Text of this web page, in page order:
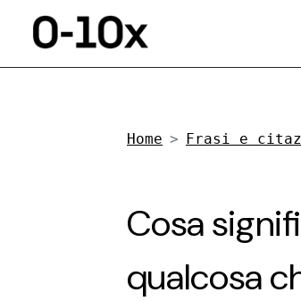
Home Frasi e
Cosa
qualcosa